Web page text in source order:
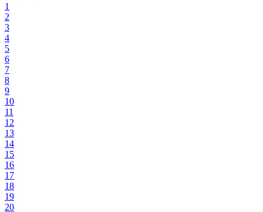
1
2
3
4
5
6
7
8
9
10
11
12
13
14
15
16
17
18
19
20